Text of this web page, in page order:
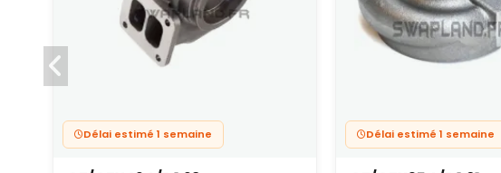
Délai estimé 1 semaine Délai estimé 1 semaine